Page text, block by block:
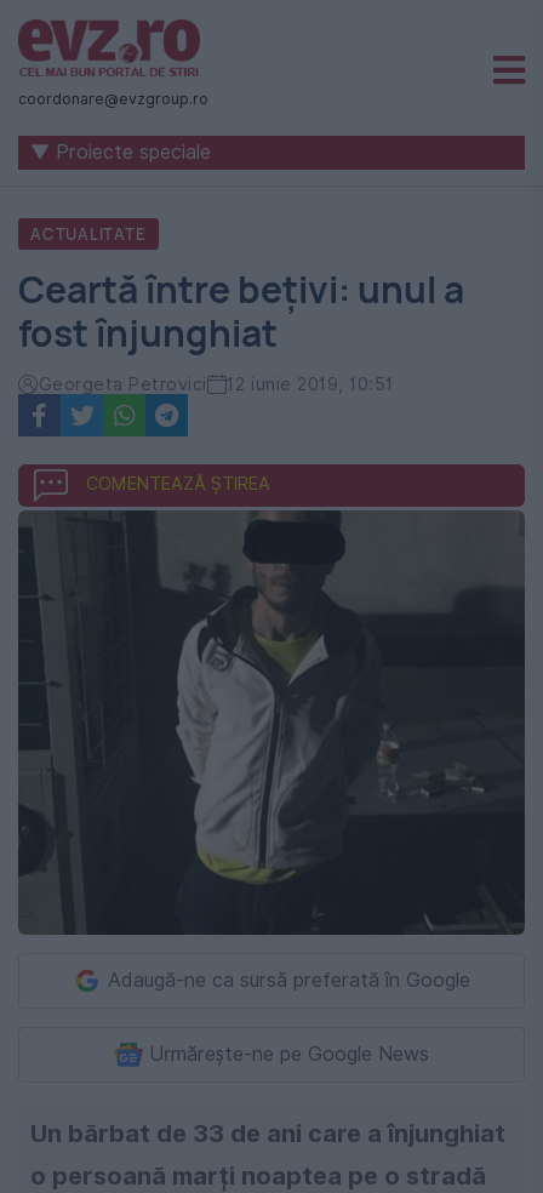
Știri
naționale
internaționale
România
-
Evenimentul
Zilei
coordonare@evzgroup.ro
▼ Proiecte speciale
ACTUALITATE
Ceartă între bețivi: unul a
fost înjunghiat
Georgeta Petrovici 12 iunie 2019, 10:51
COMENTEAZĂ ȘTIREA
Adaugă-ne ca sursă preferată în Google
Urmărește-ne pe Google News
Un bărbat de 33 de ani care a înjunghiat
o persoană marți noaptea pe o stradă